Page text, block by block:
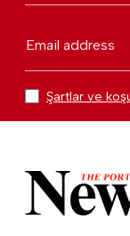
Email address
Şartlar ve